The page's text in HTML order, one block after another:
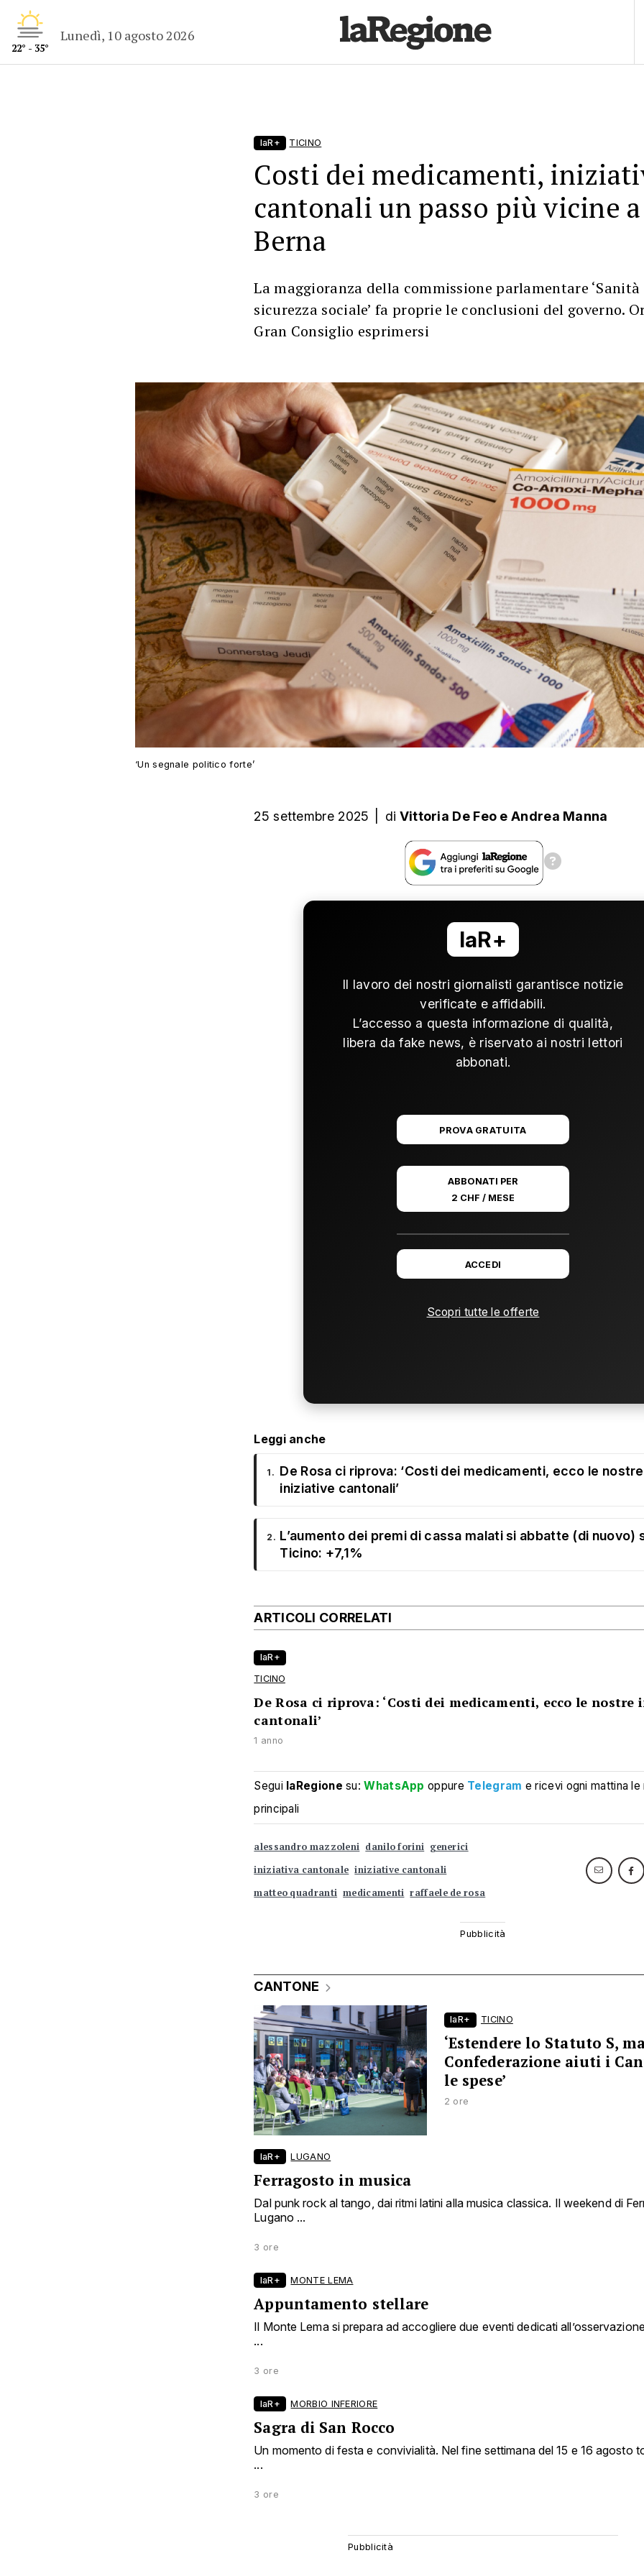
22° - 35°
Lunedì, 10 agosto 2026
laR+ TICINO
Costi dei medicamenti,
cantonali un passo più vicine a
Berna
La maggioranza della commissione parlamentare ‘Sanità
sicurezza sociale’ fa proprie le conclusioni del governo.
Gran Consiglio esprimersi
‘Un segnale politico forte’
25 settembre 2025 di Vittoria De Feo eAndrea Manna
laR+
Il lavoro dei nostri giornalisti garantisce notizie
verificate e affidabili.
L’accesso a questa informazione di qualità,
libera da fake news, è riservato ai nostri lettori
abbonati.
PROVA GRATUITA
ABBONATI PER
2 CHF / MESE
ACCEDI
Scopri tutte le offerte
Leggi anche
1. De Rosa ci riprova: ‘Costi dei medicamenti, ecco le nostre
iniziative cantonali’
2. L’aumento dei premi di cassa malati si abbatte (di nuovo)
Ticino: +7,1%
ARTICOLI CORRELATI
laR+
TICINO
De Rosa ci riprova: ‘Costi dei medicamenti, ecco le
cantonali’
1 anno
Segui laRegione su:WhatsApp oppure Telegram e ricevi ogni mattina le
principali
alessandro mazzoleni danilo forini generici
iniziativa cantonale iniziative cantonali
matteo quadranti medicamenti raffaele de rosa
CANTONE
laR+ TICINO
‘Estendere lo Statuto S,
Confederazione aiuti i
le spese’
2 ore
laR+ LUGANO
Ferragosto in musica
Dal punk rock al tango, dai ritmi latini alla musica classica. Il weekend di
Lugano ...
3 ore
laR+ MONTE LEMA
Appuntamento stellare
Il Monte Lema si prepara ad accogliere due eventi dedicati
...
3 ore
laR+ MORBIO INFERIORE
Sagra di San Rocco
Un momento di festa e convivialità. Nel fine settimana del 15 e 16 agosto
...
3 ore